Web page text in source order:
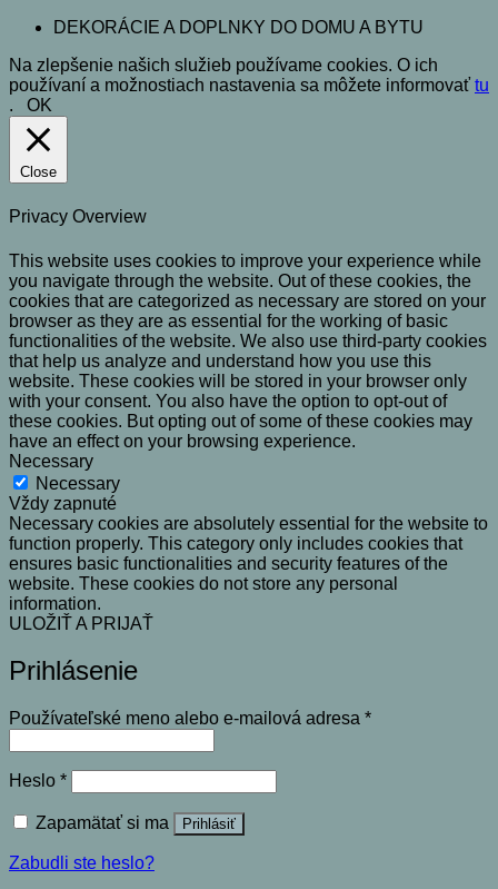
DEKORÁCIE A DOPLNKY DO DOMU A BYTU
Na zlepšenie našich služieb používame cookies. O ich
používaní a možnostiach nastavenia sa môžete informovať tu
. OK
Close
Privacy Overview
This website uses cookies to improve your experience while
you navigate through the website. Out of these cookies, the
cookies that are categorized as necessary are stored on your
browser as they are as essential for the working of basic
functionalities of the website. We also use third-party cookies
that help us analyze and understand how you use this
website. These cookies will be stored in your browser only
with your consent. You also have the option to opt-out of
these cookies. But opting out of some of these cookies may
have an effect on your browsing experience.
Necessary
Necessary
Vždy zapnuté
Necessary cookies are absolutely essential for the website to
function properly. This category only includes cookies that
ensures basic functionalities and security features of the
website. These cookies do not store any personal
information.
ULOŽIŤ A PRIJAŤ
Prihlásenie
Používateľské meno alebo e-mailová adresa *Povinné
Heslo *Povinné
Zapamätať si ma Prihlásiť
Zabudli ste heslo?